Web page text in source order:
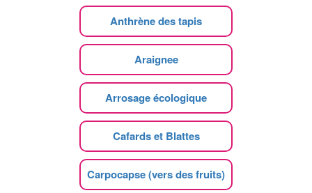
Anthrène des tapis
Araignee
Arrosage écologique
Cafards et Blattes
Carpocapse (vers des fruits)